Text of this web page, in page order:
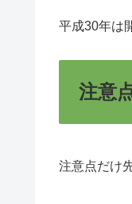
平成30年は
注意
注意点だけ